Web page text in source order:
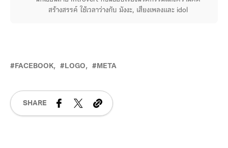
สร้างสรรค์ ใช้เวลาว่างกับ มังงะ, เสียงเพลงและ idol
FACEBOOK LOGO META
SHARE